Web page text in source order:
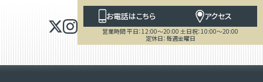
お電話はこちら アクセス
営業時間 平日：12:00～20:00 土日祝：10:00～20:00
定休日：毎週金曜日